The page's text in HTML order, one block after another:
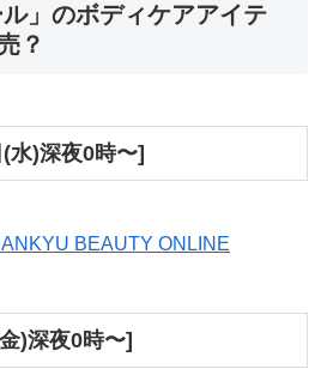
ル」のボディケアアイテ
？
水)深夜0時〜]
BEAUTY ONLINE
)深夜0時〜]